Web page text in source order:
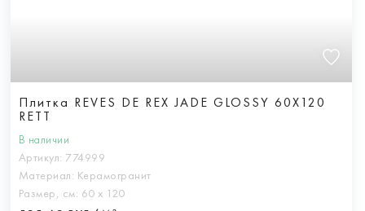
Плитка REVES DE REX JADE GLOSSY 60X120
RETT
В наличии
Артикул: 774999
Материал: Керамогранит
Размер, см: 60 х 120